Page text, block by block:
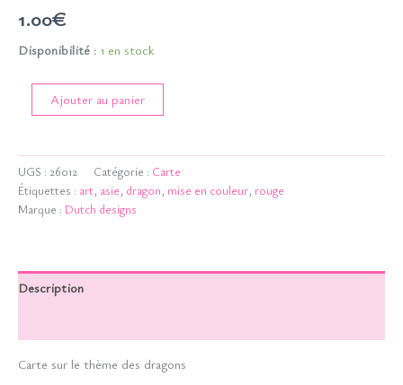
1.00€
Disponibilité : 1 en stock
un
petit
mot
Ajouter au panier
UGS : 26012 Catégorie : Carte
Étiquettes : art, asie, dragon, mise en couleur, rouge
Marque : Dutch designs
Description
Carte sur le thème des dragons